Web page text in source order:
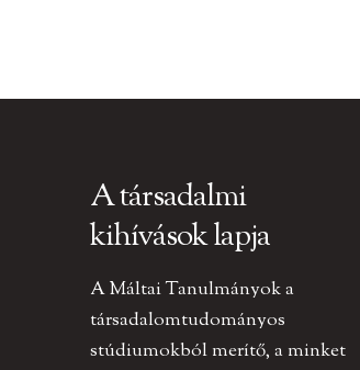
A társadalmi
kihívások lapja
A Máltai Tanulmányok a
társadalomtudományos
stúdiumokból merítő, a minket